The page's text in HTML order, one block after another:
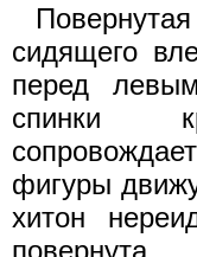
сидящего
перед
спинки
фигуры
хитон